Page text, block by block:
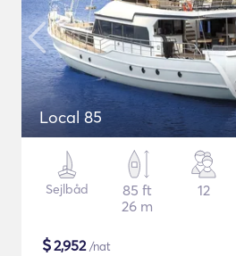
Local 85
Sejlbåd
85 ft
26 m
12
$2,952/nat